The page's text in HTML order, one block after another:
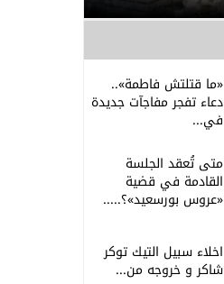
«ما قتلتش فاطمة»..
دعاء تفجر مفاجآت جديدة
في...
متى تُعقد الجلسة
القادمة في قضية
«عروس بورسعيد»؟.....
اخلاء سبيل التيك توكر
شاكر و خروجه من...